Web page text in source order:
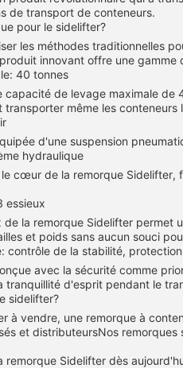
de transport de conteneurs.
pour le sidelifter?
les méthodes traditionnelles
innovant offre une
40 tonnes
capacité de levage maximale
même les conteneurs
d'une suspension
hydraulique
cœur de la remorque Sidelifter,
essieux
la remorque Sidelifter
et poids sans aucun souci
contrôle de la stabilité,
avec la sécurité comme
tranquillité d'esprit pendant le
sidelifter?
à vendre, une remorque à
et distributeursNos
remorque Sidelifter dès